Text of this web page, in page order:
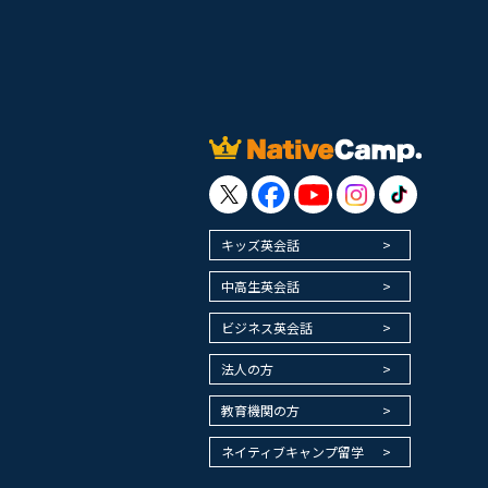
キッズ英会話
中高生英会話
ビジネス英会話
法人の方
教育機関の方
ネイティブキャンプ留学